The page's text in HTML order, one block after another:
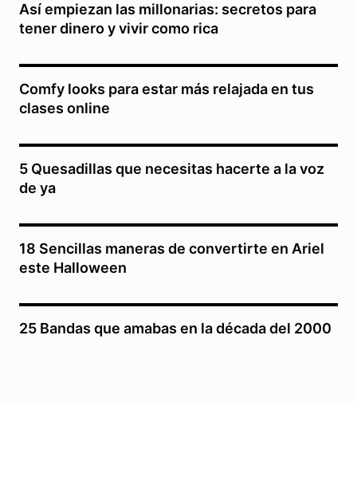
Así empiezan las millonarias: secretos para
tener dinero y vivir como rica
Comfy looks para estar más relajada en tus
clases online
5 Quesadillas que necesitas hacerte a la voz
de ya
18 Sencillas maneras de convertirte en Ariel
este Halloween
25 Bandas que amabas en la década del 2000